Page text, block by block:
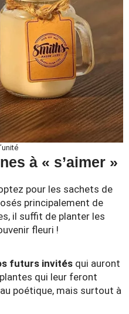
à « s’aimer »
pour les sachets de
principalement de
il suffit de planter les
fleuri !
futurs invités qui auront
qui leur feront
poétique, mais surtout à